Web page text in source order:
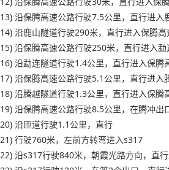
13) 沿保腾高速公路行驶7.5公里，直行进入
14) 沿鹿山隧道行驶290米，直行进入保腾高
15) 沿保腾高速公路行驶250米，直行进入勐
16) 沿勐连隧道行驶1.4公里，直行进入保腾
17) 沿保腾高速公路行驶5.1公里，直行进入
18) 沿腾越隧道行驶1.3公里，直行进入保腾
19) 沿保腾高速公路行驶8.5公里，在腾冲出
20) 沿匝道行驶1.1公里，直行
21) 行驶760米，左前方转弯进入s317
22) 沿s317行驶840米，朝霞光路方向，直